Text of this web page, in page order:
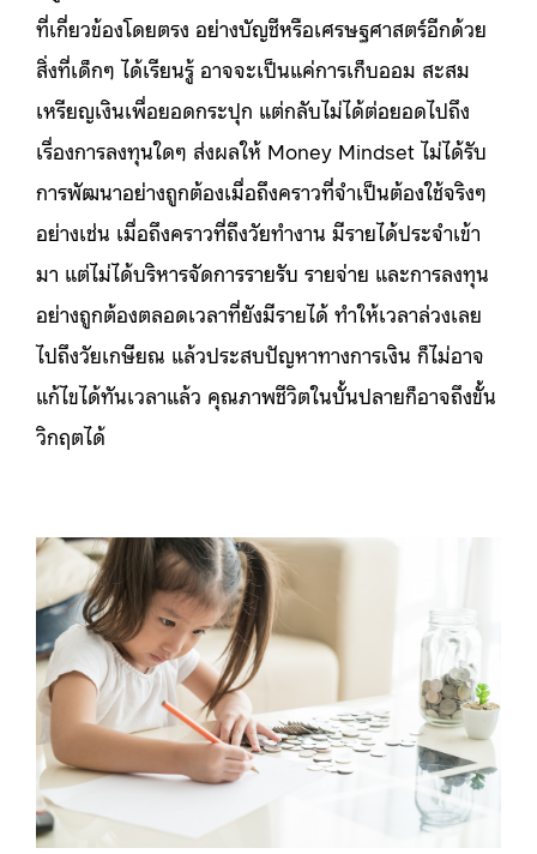
ที่เกี่ยวข้องโดยตรง อย่างบัญชีหรือเศรษฐศาสตร์อีกด้วย
สิ่งที่เด็กๆ ได้เรียนรู้ อาจจะเป็นแค่การเก็บออม สะสม
เหรียญเงินเพื่อยอดกระปุก แต่กลับไม่ได้ต่อยอดไปถึง
เรื่องการลงทุนใดๆ ส่งผลให้ Money Mindset ไม่ได้รับ
การพัฒนาอย่างถูกต้องเมื่อถึงคราวที่จำเป็นต้องใช้จริงๆ
อย่างเช่น เมื่อถึงคราวที่ถึงวัยทำงาน มีรายได้ประจำเข้า
มา แต่ไม่ได้บริหารจัดการรายรับ รายจ่าย และการลงทุน
อย่างถูกต้องตลอดเวลาที่ยังมีรายได้ ทำให้เวลาล่วงเลย
ไปถึงวัยเกษียณ แล้วประสบปัญหาทางการเงิน ก็ไม่อาจ
แก้ไขได้ทันเวลาแล้ว คุณภาพชีวิตในบั้นปลายก็อาจถึงขั้น
วิกฤตได้